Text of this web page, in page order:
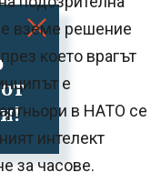
вземе решение
което врагът
е
в НАТО се
интелект
за часове.